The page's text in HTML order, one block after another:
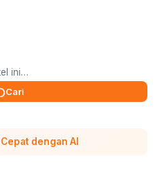
Cari
dengan AI